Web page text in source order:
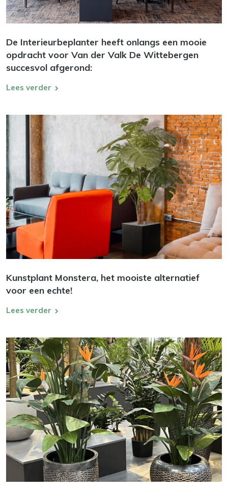
De Interieurbeplanter heeft onlangs een mooie
opdracht voor Van der Valk De Wittebergen
succesvol afgerond:
Lees verder
Kunstplant Monstera, het mooiste alternatief
voor een echte!
Lees verder